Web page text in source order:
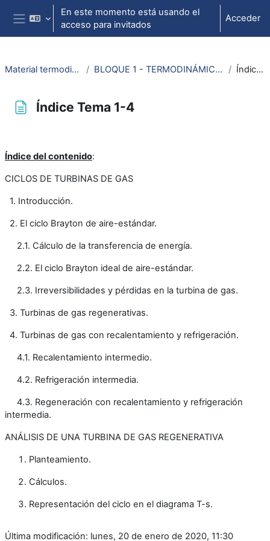
Salta al contenido principal
Panel lateral
En este momento está usando el
acceso para invitados
Acceder
Material termodinámica e ing. térmica BLOQUE 1 - TERMODINÁMICA: Tema 4. Ciclos de turbina de gas Índice Tema 1-4
Índice Tema 1-4
Índice del contenido:
CICLOS DE TURBINAS DE GAS
1. Introducción.
2. El ciclo Brayton de aire-estándar.
2.1. Cálculo de la transferencia de energía.
2.2. El ciclo Brayton ideal de aire-estándar.
2.3. Irreversibilidades y pérdidas en la turbina de gas.
3. Turbinas de gas regenerativas.
4. Turbinas de gas con recalentamiento y refrigeración.
4.1. Recalentamiento intermedio.
4.2. Refrigeración intermedia.
4.3. Regeneración con recalentamiento y refrigeración
intermedia.
ANÁLISIS DE UNA TURBINA DE GAS REGENERATIVA
Planteamiento.
Cálculos.
Representación del ciclo en el diagrama T-s.
Última modificación: lunes, 20 de enero de 2020, 11:30